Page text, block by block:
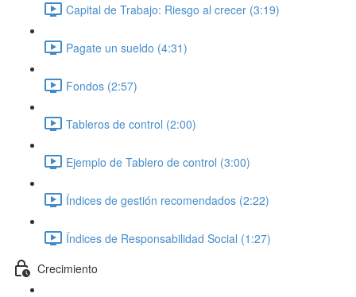
Capital de Trabajo: Riesgo al crecer (3:19)
Pagate un sueldo (4:31)
Fondos (2:57)
Tableros de control (2:00)
Ejemplo de Tablero de control (3:00)
Índices de gestión recomendados (2:22)
Índices de Responsabilidad Social (1:27)
Crecimiento